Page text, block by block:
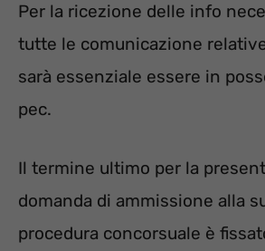
Per la ricezione delle info
tutte le comunicazione
sarà essenziale essere in
pec.
Il termine ultimo per la
domanda di ammissione alla
procedura concorsuale è